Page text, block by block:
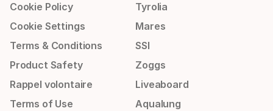
Cookie Policy
Cookie Settings
Terms & Conditions
Product Safety
Rappel volontaire
Terms of Use
Tyrolia
Mares
SSI
Zoggs
Liveaboard
Aqualung